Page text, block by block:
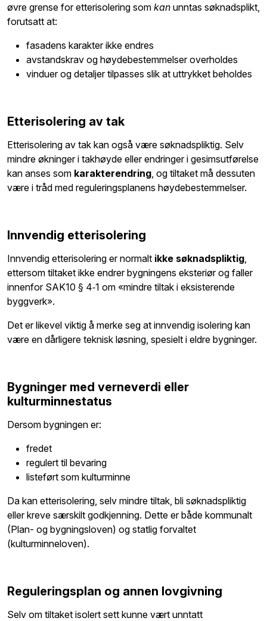
øvre grense for etterisolering som kan unntas søknadsplikt,
forutsatt at:
fasadens karakter ikke endres
avstandskrav og høydebestemmelser overholdes
vinduer og detaljer tilpasses slik at uttrykket beholdes
Etterisolering av tak
Etterisolering av tak kan også være søknadspliktig. Selv
mindre økninger i takhøyde eller endringer i gesimsutførelse
kan anses som karakterendring , og tiltaket må dessuten
være i tråd med reguleringsplanens høydebestemmelser.
Innvendig etterisolering
Innvendig etterisolering er normalt ikke søknadspliktig
ettersom tiltaket ikke endrer bygningens eksteriør og faller
innenfor SAK10 § 4‑1 om «mindre tiltak i eksisterende
byggverk».
Det er likevel viktig å merke seg at innvendig isolering kan
være en dårligere teknisk løsning, spesielt i eldre bygninger.
Bygninger med verneverdi eller
kulturminnestatus
Dersom bygningen er:
fredet
regulert til bevaring
listeført som kulturminne
Da kan etterisolering, selv mindre tiltak, bli søknadspliktig
eller kreve særskilt godkjenning. Dette er både kommunalt
(Plan- og bygningsloven) og statlig forvaltet
(kulturminneloven).
Reguleringsplan og annen lovgivning
Selv om tiltaket isolert sett kunne vært unntatt